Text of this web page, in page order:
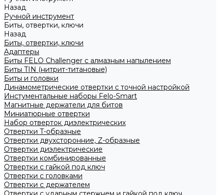
Назад
Ручной инструмент
Биты, отвертки, ключи
Назад
Биты, отвертки, ключи
Адаптеры
Биты FELO Challenger с алмазным напылением
Биты TIN (нитрит-титановые)
Биты и головки
Динамометрические отвертки с точной настройкой
Инстументальные наборы Felo-Smart
Магнитные держатели для битов
Миниатюрные отвертки
Набор отверток диэлектрических
Отвертки T-образные
Отвертки двухсторонние, Z-образные
Отвертки диэлектрические
Отвертки комбинированные
Отвертки с гайкой под ключ
Отвертки с головками
Отвертки с держателем